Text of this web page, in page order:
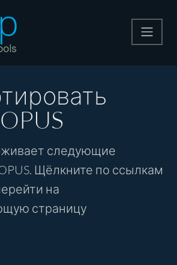
следующие
Щёлкните по ссылкам
на
страницу